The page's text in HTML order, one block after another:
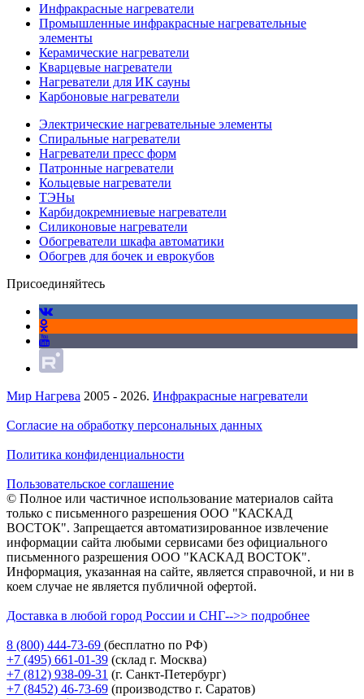
Инфракрасные нагреватели
Промышленные инфракрасные нагревательные
элементы
Керамические нагреватели
Кварцевые нагреватели
Нагреватели для ИК сауны
Карбоновые нагреватели
Электрические нагревательные элементы
Спиральные нагреватели
Нагреватели пресс форм
Патронные нагреватели
Кольцевые нагреватели
ТЭНы
Карбидокремниевые нагреватели
Силиконовые нагреватели
Обогреватели шкафа автоматики
Обогрев для бочек и еврокубов
Присоединяйтесь
Мир Нагрева 2005 - 2026. Инфракрасные нагреватели
Согласие на обработку персональных данных
Политика конфиденциальности
Пользовательское соглашение
© Полное или частичное использование материалов сайта
только с письменного разрешения ООО "КАСКАД
ВОСТОК". Запрещается автоматизированное извлечение
информации сайта любыми сервисами без официального
письменного разрешения ООО "КАСКАД ВОСТОК".
Информация, указанная на сайте, является справочной, и ни в
коем случае не является публичной офертой.
Доставка в любой город России и СНГ-->> подробнее
8 (800) 444-73-69 (бесплатно по РФ)
+7 (495) 661-01-39 (склад г. Москва)
+7 (812) 938-09-31 (г. Санкт-Петербург)
+7 (8452) 46-73-69 (производство г. Саратов)